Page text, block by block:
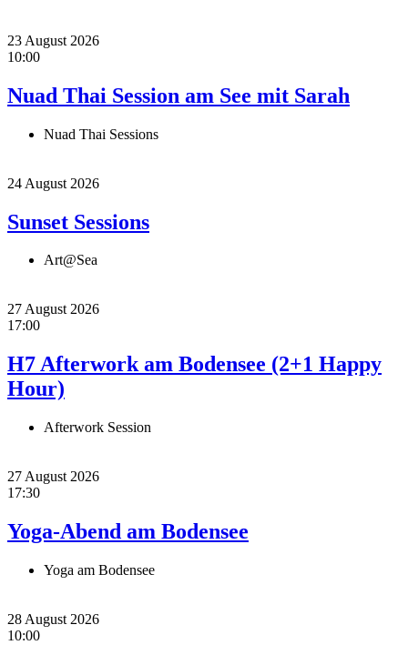
23 August 2026
10:00
Nuad Thai Session am See mit Sarah
Nuad Thai Sessions
24 August 2026
Sunset Sessions
Art@Sea
27 August 2026
17:00
H7 Afterwork am Bodensee (2+1 Happy
Hour)
Afterwork Session
27 August 2026
17:30
Yoga-Abend am Bodensee
Yoga am Bodensee
28 August 2026
10:00